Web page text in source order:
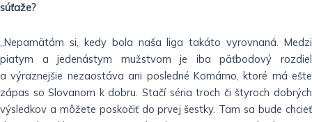
súťaže?
„Nepamätám si, kedy bola naša liga takáto vyrovnaná. Medzi
piatym a jedenástym mužstvom je iba päťbodový rozdiel
a výraznejšie nezaostáva ani posledné Komárno, ktoré má ešte
zápas so Slovanom k dobru. Stačí séria troch či štyroch dobrých
výsledkov a môžete poskočiť do prvej šestky. Tam sa bude chcieť